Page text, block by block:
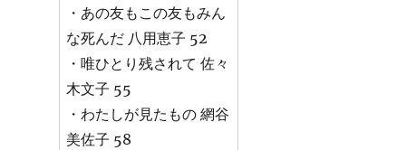
・あの友もこの友もみん
な死んだ 八用恵子 52
・唯ひとり残されて 佐々
木文子 55
・わたしが見たもの 網谷
美佐子 58